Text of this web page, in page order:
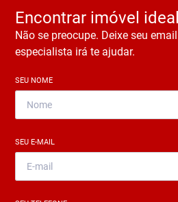
Encontrar imóvel
Não se preocupe. Deixe seu
especialista irá te ajudar.
SEU NOME
SEU E-MAIL